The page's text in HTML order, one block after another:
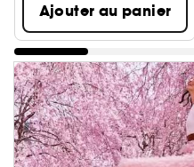
Ajouter au panier